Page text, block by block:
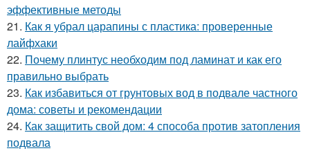
эффективные методы
21. Как я убрал царапины с пластика: проверенные
лайфхаки
22. Почему плинтус необходим под ламинат и как его
правильно выбрать
23. Как избавиться от грунтовых вод в подвале частного
дома: советы и рекомендации
24. Как защитить свой дом: 4 способа против затопления
подвала